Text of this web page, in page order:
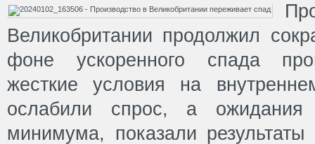
Великобритании продолжил
фоне ускоренного спада
жесткие условия на
ослабили спрос, а ожидания
минимума, показали